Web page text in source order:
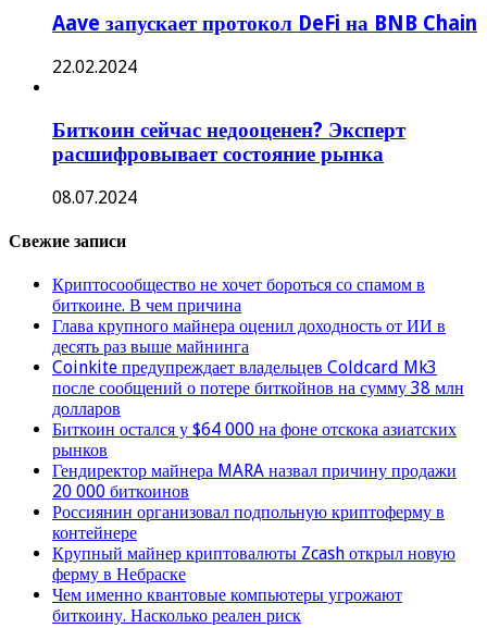
Aave запускает протокол DeFi на BNB Chain
22.02.2024
Биткоин сейчас недооценен? Эксперт
расшифровывает состояние рынка
08.07.2024
Свежие записи
Криптосообщество не хочет бороться со спамом в
биткоине. В чем причина
Глава крупного майнера оценил доходность от ИИ в
десять раз выше майнинга
Coinkite предупреждает владельцев Coldcard Mk3
после сообщений о потере биткойнов на сумму 38 млн
долларов
Биткоин остался у $64 000 на фоне отскока азиатских
рынков
Гендиректор майнера MARA назвал причину продажи
20 000 биткоинов
Россиянин организовал подпольную криптоферму в
контейнере
Крупный майнер криптовалюты Zcash открыл новую
ферму в Небраске
Чем именно квантовые компьютеры угрожают
биткоину. Насколько реален риск